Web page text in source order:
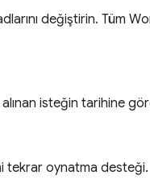
değiştirin. Tüm
isteğin tarihine
tekrar oynatma desteği.